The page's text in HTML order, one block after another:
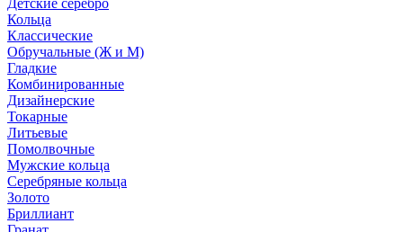
Детские серебро
Кольца
Классические
Обручальные (Ж и М)
Гладкие
Комбинированные
Дизайнерские
Токарные
Литьевые
Помолвочные
Мужские кольца
Серебряные кольца
Золото
Бриллиант